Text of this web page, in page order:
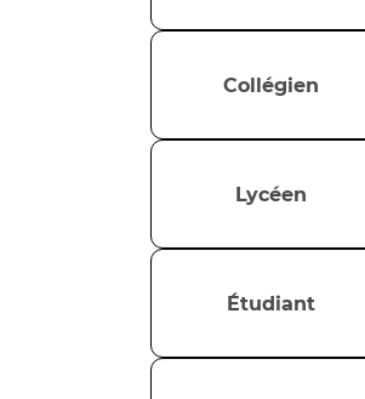
Collégien
Lycéen
Étudiant